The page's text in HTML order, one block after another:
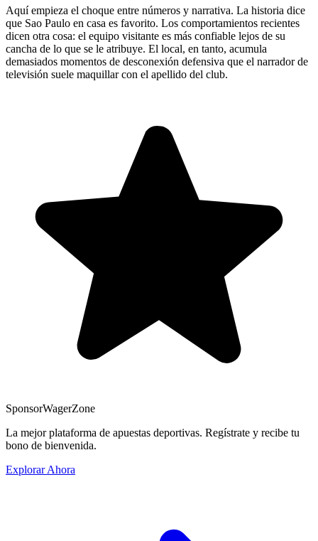
Aquí empieza el choque entre números y narrativa. La historia dice
que Sao Paulo en casa es favorito. Los comportamientos recientes
dicen otra cosa: el equipo visitante es más confiable lejos de su
cancha de lo que se le atribuye. El local, en tanto, acumula
demasiados momentos de desconexión defensiva que el narrador de
televisión suele maquillar con el apellido del club.
SponsorWagerZone
La mejor plataforma de apuestas deportivas. Regístrate y recibe tu
bono de bienvenida.
Explorar Ahora